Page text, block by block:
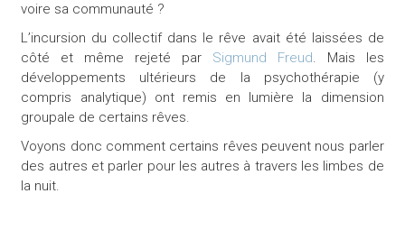
voire sa communauté ?
L’incursion du collectif dans le rêve avait été laissées de
côté et même rejeté par Sigmund Freud. Mais les
développements ultérieurs de la psychothérapie (y
compris analytique) ont remis en lumière la dimension
groupale de certains rêves.
Voyons donc comment certains rêves peuvent nous parler
des autres et parler pour les autres à travers les limbes de
la nuit.